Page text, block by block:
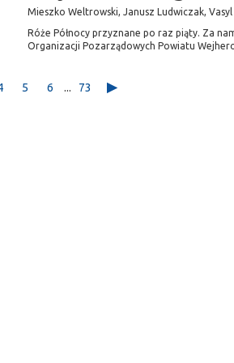
Mieszko Weltrowski, Janusz Ludwiczak, Vasyl
Róże Północy przyznane po raz piąty. Za
Organizacji Pozarządowych Powiatu
5 6 ... 73